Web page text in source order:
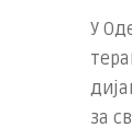
У
за